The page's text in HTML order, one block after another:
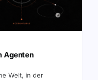
Agenten
Welt, in der